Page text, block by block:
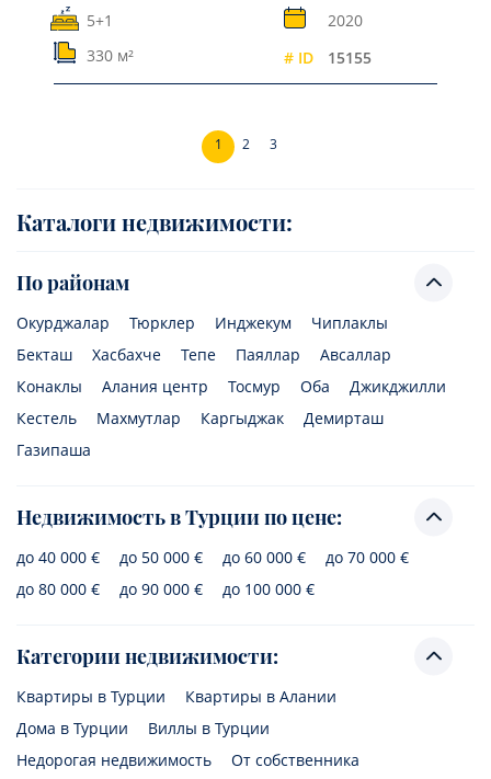
5+1
2020
330 м²
# ID 15155
1 2 3
Каталоги недвижимости:
По районам
Окурджалар Тюрклер Инджекум
Чиплаклы
Бекташ
Хасбахче Тепе Паяллар
Авсаллар
Конаклы
Алания центр Тосмур Оба
Джикджилли
Кестель
Махмутлар Каргыджак
Демирташ
Газипаша
Недвижимость в Турции по цене:
до 40 000 € до 50 000 € до 60 000 €
до 70 000 €
до 80 000 €
до 90 000 € до 100 000 €
Категории недвижимости:
Квартиры в Турции
Квартиры в Алании
Дома в Турции
Виллы в Турции
Недорогая недвижимость
От собственника